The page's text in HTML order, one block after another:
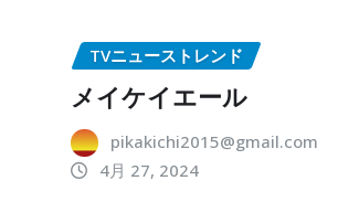
TVニューストレンド
メイケイエール
pikakichi2015@gmail.com
4月 27, 2024